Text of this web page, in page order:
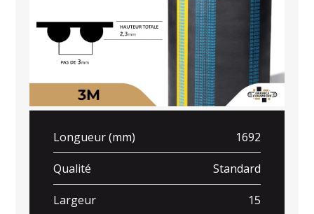
Longueur (mm) 1692
Qualité Standard
Largeur 15